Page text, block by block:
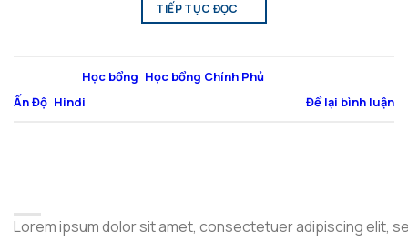
TIẾP TỤC ĐỌC
Học bổng Học bổng Chính Phủ
Ấn Độ Hindi Để lại bình luận
Lorem ipsum dolor sit amet, consectetuer adipiscing elit,